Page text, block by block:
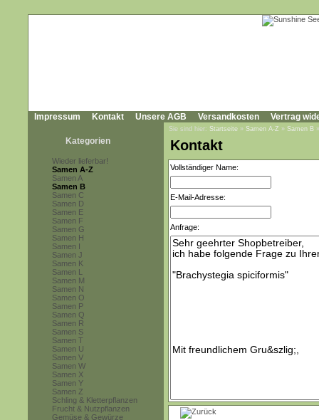
Impressum Kontakt Unsere AGB Versandkosten Vertrag
Kategorien
Wieder lieferbar!
Samen A-Z
Samen A
Samen B
Samen C
Samen D
Samen E
Samen F
Samen G
Samen H
Samen I
Samen J
Samen K
Samen L
Samen M
Samen N
Samen O
Samen P
Samen Q
Samen R
Samen S
Samen T
Samen U
Samen V
Samen W
Samen X
Samen Y
Samen Z
Schling & Kletterpflanzen
Frucht & Nutzpflanzen
Gemüse & Gewürze
Sie sind hier: Startseite » Samen A-Z » Samen B
Kontakt
Vollständiger Name:
E-Mail-Adresse:
Anfrage: